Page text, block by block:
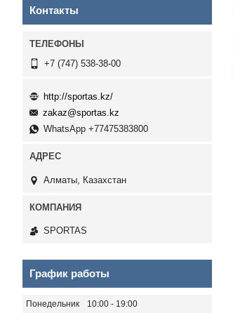
Контакты
+7 (747) 538-38-00
http://sportas.kz/
zakaz@sportas.kz
WhatsApp +77475383800
Алматы, Казахстан
SPORTAS
График работы
Понедельник 10:00
19:00